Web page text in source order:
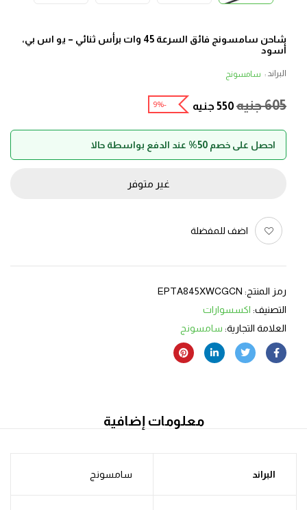
شاحن سامسونج فائق السرعة 45 وات برأس ثنائي – يو اس بي،
أسود
البراند : سامسونج
605جنيه 550 جنيه -9%
احصل على خصم 50% عند الدفع بواسطة حالا
غير متوفر
اضف للمفضلة
رمز المنتج: EPTA845XWCGCN
التصنيف: اكسسوارات
العلامة التجارية: سامسونج
معلومات إضافية
البراند سامسونج